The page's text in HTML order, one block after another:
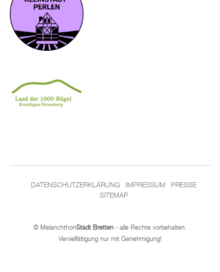
DATENSCHUTZERKLÄRUNG IMPRESSUM
PRESSE
SITEMAP
© MelanchthonStadt Bretten - alle Rechte vorbehalten.
Vervielfältigung nur mit Genehmigung!